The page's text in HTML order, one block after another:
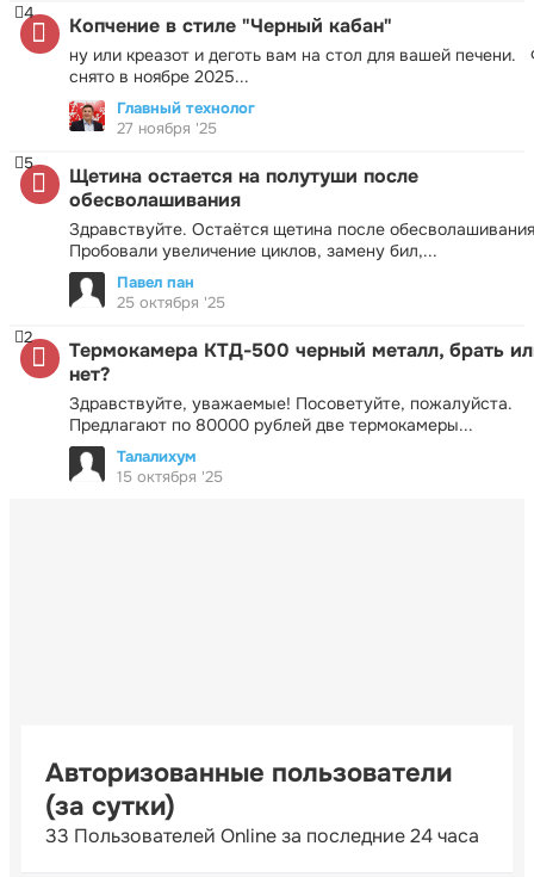
Копчение в стиле "Черный кабан"
ну или креазот и деготь вам на стол для вашей печени.
снято в ноябре 2025...
4
Главный технолог
27 ноября '25
Щетина остается на полутуши после
обесволашивания
Здравствуйте. Остаётся щетина после
Пробовали увеличение циклов, замену бил,...
5
Павел пан
25 октября '25
Термокамера КТД-500 черный металл, брать
нет?
Здравствуйте, уважаемые! Посоветуйте, пожалуйста.
Предлагают по 80000 рублей две термокамеры...
2
Талалихум
15 октября '25
Авторизованные пользователи
(за сутки)
33 Пользователей Online за последние 24 часа